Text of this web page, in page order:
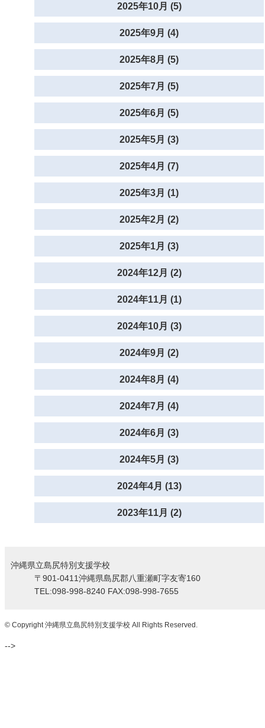
2025年10月 (5)
2025年9月 (4)
2025年8月 (5)
2025年7月 (5)
2025年6月 (5)
2025年5月 (3)
2025年4月 (7)
2025年3月 (1)
2025年2月 (2)
2025年1月 (3)
2024年12月 (2)
2024年11月 (1)
2024年10月 (3)
2024年9月 (2)
2024年8月 (4)
2024年7月 (4)
2024年6月 (3)
2024年5月 (3)
2024年4月 (13)
2023年11月 (2)
沖縄県立島尻特別支援学校
〒901-0411沖縄県島尻郡八重瀬町字友寄160
TEL:098-998-8240 FAX:098-998-7655
© Copyright 沖縄県立島尻特別支援学校 All Rights Reserved.
-->